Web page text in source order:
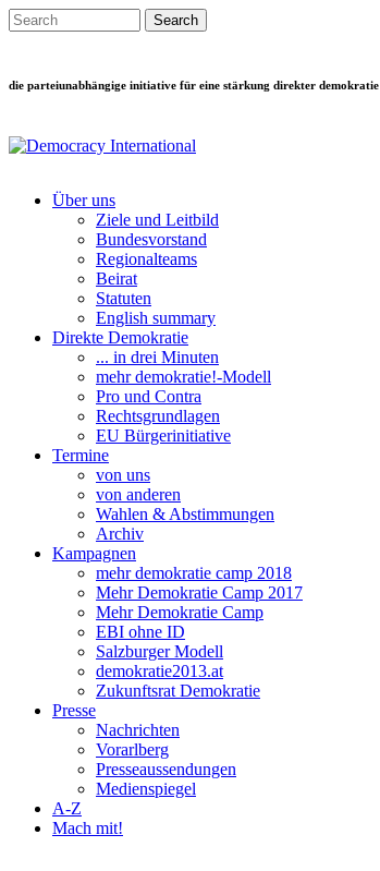
Direkt zum Inhalt
Search this site
die parteiunabhängige initiative für eine stärkung direkter demokratie
Main menu
Über uns
Ziele und Leitbild
Bundesvorstand
Regionalteams
Beirat
Statuten
English summary
Direkte Demokratie
... in drei Minuten
mehr demokratie!-Modell
Pro und Contra
Rechtsgrundlagen
EU Bürgerinitiative
Termine
von uns
von anderen
Wahlen & Abstimmungen
Archiv
Kampagnen
mehr demokratie camp 2018
Mehr Demokratie Camp 2017
Mehr Demokratie Camp
EBI ohne ID
Salzburger Modell
demokratie2013.at
Zukunftsrat Demokratie
Presse
Nachrichten
Vorarlberg
Presseaussendungen
Medienspiegel
A-Z
Mach mit!